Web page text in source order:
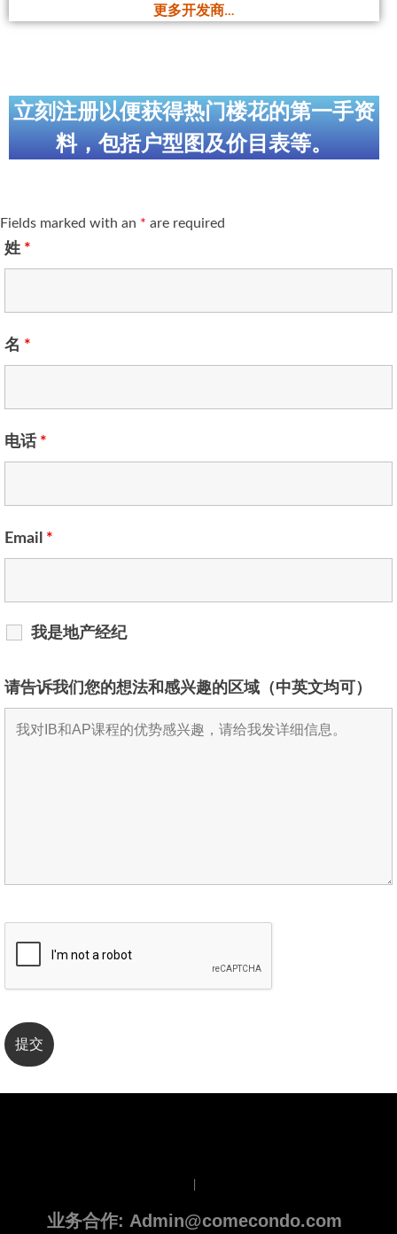
更多开发商…
立刻注册以便获得热门楼花的第一手资
料，包括户型图及价目表等。
Fields marked with an * are required
姓 *
名 *
电话 *
Email *
我是地产经纪
请告诉我们您的想法和感兴趣的区域（中英文均可）
业务合作: Admin@comecondo.com